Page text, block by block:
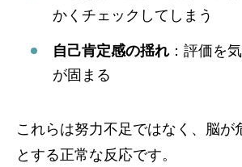
かくチェックしてしまう
自己肯定感の揺れ：評価を
が固まる
これらは努力不足ではなく、脳が
とする正常な反応です。